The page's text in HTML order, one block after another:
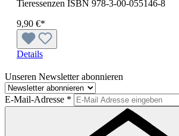
Tieressenzen ISBN 978-3-00-055146-8
9,90 €*
Details
Unseren Newsletter abonnieren
E-Mail-Adresse *